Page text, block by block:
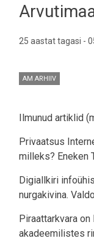
25 aastat tagasi -
AM ARHIIV
Ilmunud artiklid
Privaatsus
milleks? Eneken
Digiallkiri
nurgakivina.
Piraattarkvara on
akadeemilistes